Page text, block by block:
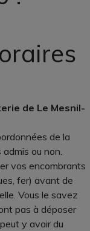
de Le Mesnil-
de la
ou non.
vos encombrants
fer) avant de
Vous le savez
pas à déposer
y avoir du